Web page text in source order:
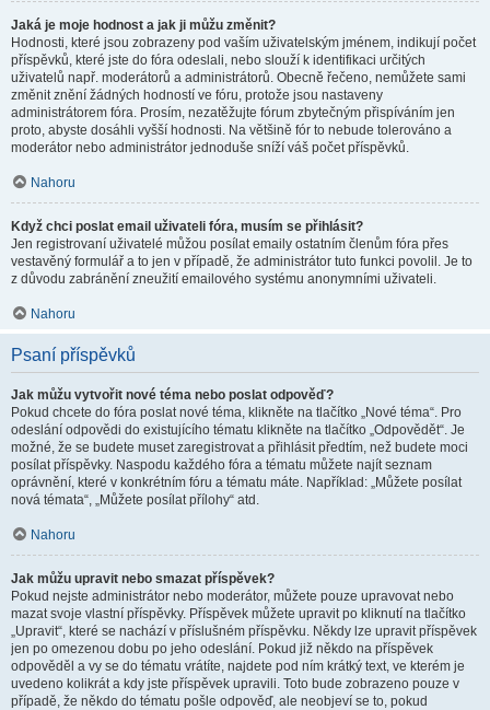
Jaká je moje hodnost a jak ji můžu změnit?
Hodnosti, které jsou zobrazeny pod vaším uživatelským jménem, indikují počet
příspěvků, které jste do fóra odeslali, nebo slouží k identifikaci určitých
uživatelů např. moderátorů a administrátorů. Obecně řečeno, nemůžete sami
změnit znění žádných hodností ve fóru, protože jsou nastaveny
administrátorem fóra. Prosím, nezatěžujte fórum zbytečným přispíváním jen
proto, abyste dosáhli vyšší hodnosti. Na většině fór to nebude tolerováno a
moderátor nebo administrátor jednoduše sníží váš počet příspěvků.
Nahoru
Když chci poslat email uživateli fóra, musím se přihlásit?
Jen registrovaní uživatelé můžou posílat emaily ostatním členům fóra přes
vestavěný formulář a to jen v případě, že administrátor tuto funkci povolil. Je to
z důvodu zabránění zneužití emailového systému anonymními uživateli.
Nahoru
Psaní příspěvků
Jak můžu vytvořit nové téma nebo poslat odpověď?
Pokud chcete do fóra poslat nové téma, klikněte na tlačítko „Nové téma“. Pro
odeslání odpovědi do existujícího tématu klikněte na tlačítko „Odpovědět“. Je
možné, že se budete muset zaregistrovat a přihlásit předtím, než budete moci
posílat příspěvky. Naspodu každého fóra a tématu můžete najít seznam
oprávnění, které v konkrétním fóru a tématu máte. Například: „Můžete posílat
nová témata“, „Můžete posílat přílohy“ atd.
Nahoru
Jak můžu upravit nebo smazat příspěvek?
Pokud nejste administrátor nebo moderátor, můžete pouze upravovat nebo
mazat svoje vlastní příspěvky. Příspěvek můžete upravit po kliknutí na tlačítko
„Upravit“, které se nachází v příslušném příspěvku. Někdy lze upravit příspěvek
jen po omezenou dobu po jeho odeslání. Pokud již někdo na příspěvek
odpověděl a vy se do tématu vrátíte, najdete pod ním krátký text, ve kterém je
uvedeno kolikrát a kdy jste příspěvek upravili. Toto bude zobrazeno pouze v
případě, že někdo do tématu pošle odpověď, ale neobjeví se to, pokud